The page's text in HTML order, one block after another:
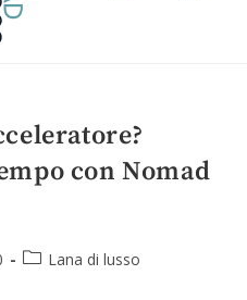
con Nomad
Lana di lusso